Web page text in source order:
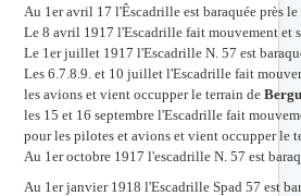
Au 1er avril 17 l'Êscadrille est baraquée près
Le 8 avril 1917 l'Escadrille fait mouvement et
Le 1er juillet 1917 l'Escadrille N. 57 est
Les 6.7.8.9. et 10 juillet l'Escadrille fait
les avions et vient occupper le terrain de
les 15 et 16 septembre l'Escadrille fait
pour les pilotes et avions et vient occupper le
Au 1er octobre 1917 l'escadrille N. 57 est
Au 1er janvier 1918 l'Escadrille Spad 57 est